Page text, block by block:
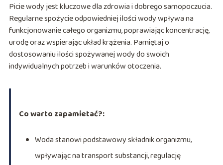
Picie wody jest kluczowe dla zdrowia i dobrego samopoczucia.
Regularne spożycie odpowiedniej ilości wody wpływa na
funkcjonowanie całego organizmu, poprawiając koncentrację,
urodę oraz wspierając układ krążenia. Pamiętaj o
dostosowaniu ilości spożywanej wody do swoich
indywidualnych potrzeb i warunków otoczenia.
Co warto zapamietać?:
Woda stanowi podstawowy składnik organizmu,
wpływając na transport substancji, regulację